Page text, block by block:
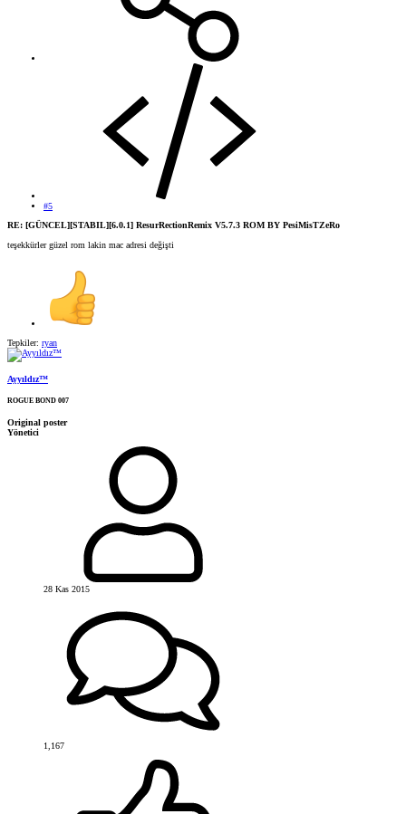
#5
RE: [GÜNCEL][STABIL][6.0.1] ResurRectionRemix V5.7.3 ROM BY PesiMisTZeRo
teşekkürler güzel rom lakin mac adresi değişti
Tepkiler: ryan
Ayyıldız™
ROGUE BOND 007
Original poster
Yönetici
28 Kas 2015
1,167